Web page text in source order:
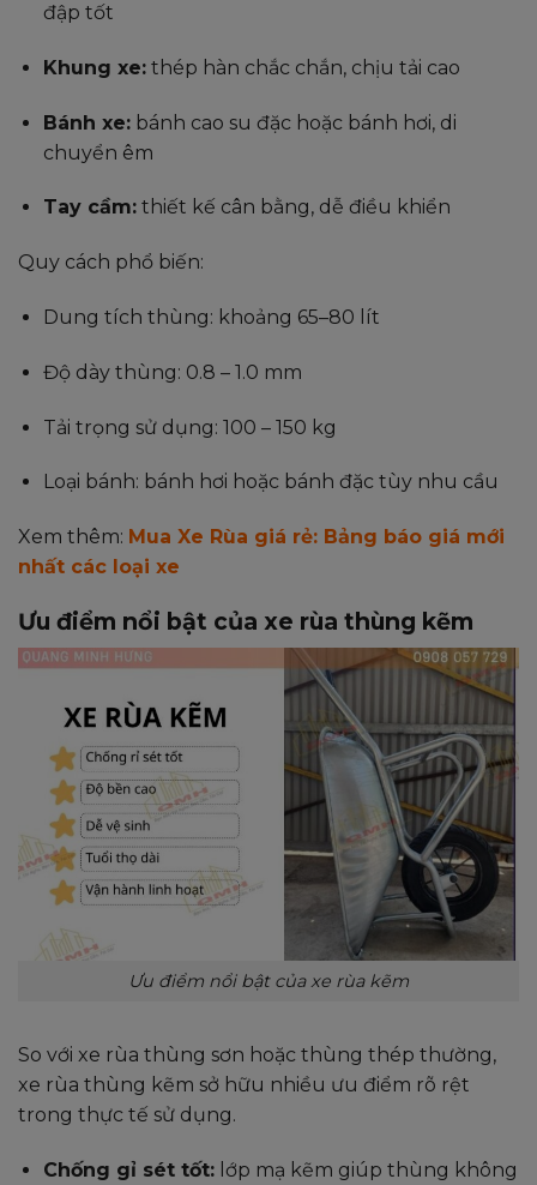
đập tốt
Khung xe:thép hàn chắc chắn, chịu tải cao
Bánh xe:bánh cao su đặc hoặc bánh hơi, di
chuyển êm
Tay cầm:thiết kế cân bằng, dễ điều khiển
Quy cách phổ biến:
Dung tích thùng: khoảng 65–80 lít
Độ dày thùng: 0.8 – 1.0 mm
Tải trọng sử dụng: 100 – 150 kg
Loại bánh: bánh hơi hoặc bánh đặc tùy nhu cầu
Xem thêm: Mua Xe Rùa giá rẻ: Bảng báo giá mới
nhất các loại xe
Ưu điểm nổi bật của xe rùa thùng kẽm
Ưu điểm nổi bật của xe rùa kẽm
So với xe rùa thùng sơn hoặc thùng thép thường,
xe rùa thùng kẽm sở hữu nhiều ưu điểm rõ rệt
trong thực tế sử dụng.
Chống gỉ sét tốt:lớp mạ kẽm giúp thùng không